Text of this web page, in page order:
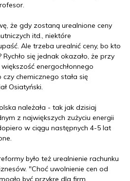
że gdy zostaną urealnione ceny
itd., niektóre
Ale trzeba urealnić ceny, bo kto
Rychło się jednak okazało, że przy
energochłonnego
chemicznego stała się
Osiatyński.
należała - tak jak dzisiaj
z największych zużyciu energii
w ciągu następnych 4-5 lat
było też urealnienie rachunku
"Choć uwolnienie cen od
być przykre dla firm